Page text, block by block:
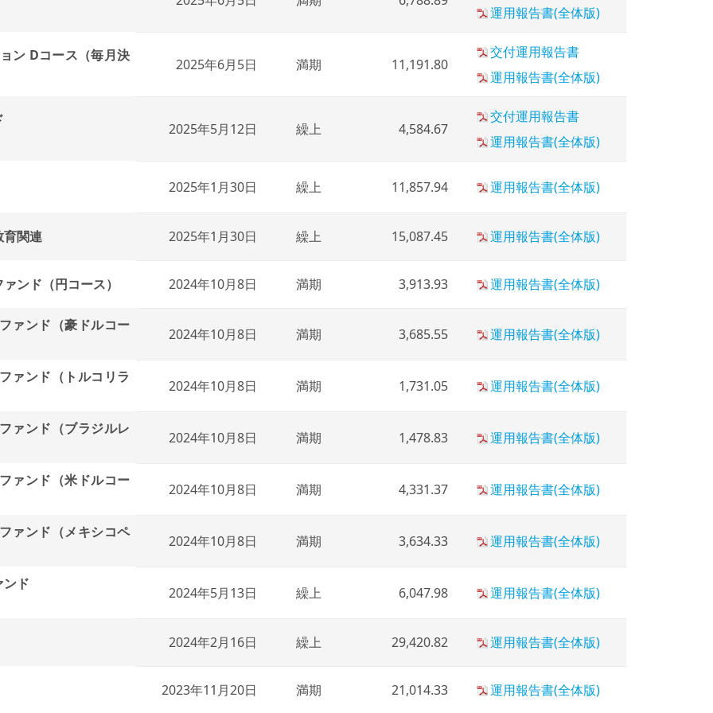
運用報告書(全体版)
ン Dコース（毎月決
2025年6月5日 満期 11,191.80
交付運用報告書
運用報告書(全体版)
2025年5月12日 繰上 4,584.67
交付運用報告書
運用報告書(全体版)
2025年1月30日 繰上 11,857.94 運用報告書(全体版)
関連 2025年1月30日 繰上 15,087.45 運用報告書(全体版)
ンド（円コース） 2024年10月8日 満期 3,913.93 運用報告書(全体版)
ァンド（豪ドルコー
2024年10月8日 満期 3,685.55 運用報告書(全体版)
ァンド（トルコリラ
2024年10月8日 満期 1,731.05 運用報告書(全体版)
ァンド（ブラジルレ
2024年10月8日 満期 1,478.83 運用報告書(全体版)
ァンド（米ドルコー
2024年10月8日 満期 4,331.37 運用報告書(全体版)
ァンド（メキシコペ
2024年10月8日 満期 3,634.33 運用報告書(全体版)
ド
2024年5月13日 繰上 6,047.98 運用報告書(全体版)
2024年2月16日 繰上 29,420.82 運用報告書(全体版)
2023年11月20日 満期 21,014.33 運用報告書(全体版)